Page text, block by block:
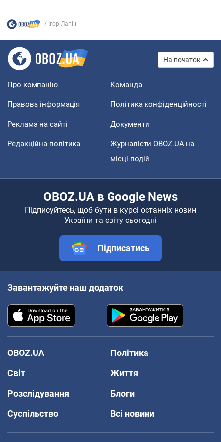
Ігор Лапін
На початок
Про компанію Команда
Правова інформація Політика конфіденційності
Реклама на сайті Документи
Редакційна політика
Журналісти OBOZ.UA на
місці подій
OBOZ.UA в Google News
Підписуйтесь, щоб бути в курсі останніх новин
України та світу сьогодні
Підписатись
Завантажуйте наш додаток
OBOZ.UA
Політика
Світ
Життя
Розслідування
Блоги
Суспільство
Всі новини